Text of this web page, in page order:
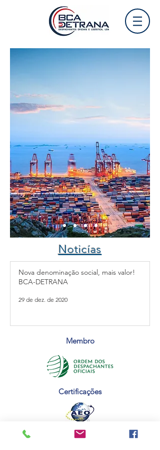
Soluções
costumizadas
Noticías
Nova denominação social, mais valor!
BCA-DETRANA
29 de dez. de 2020
Membro
Certificações